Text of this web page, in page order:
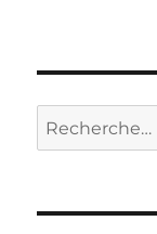
Recherche
pour :